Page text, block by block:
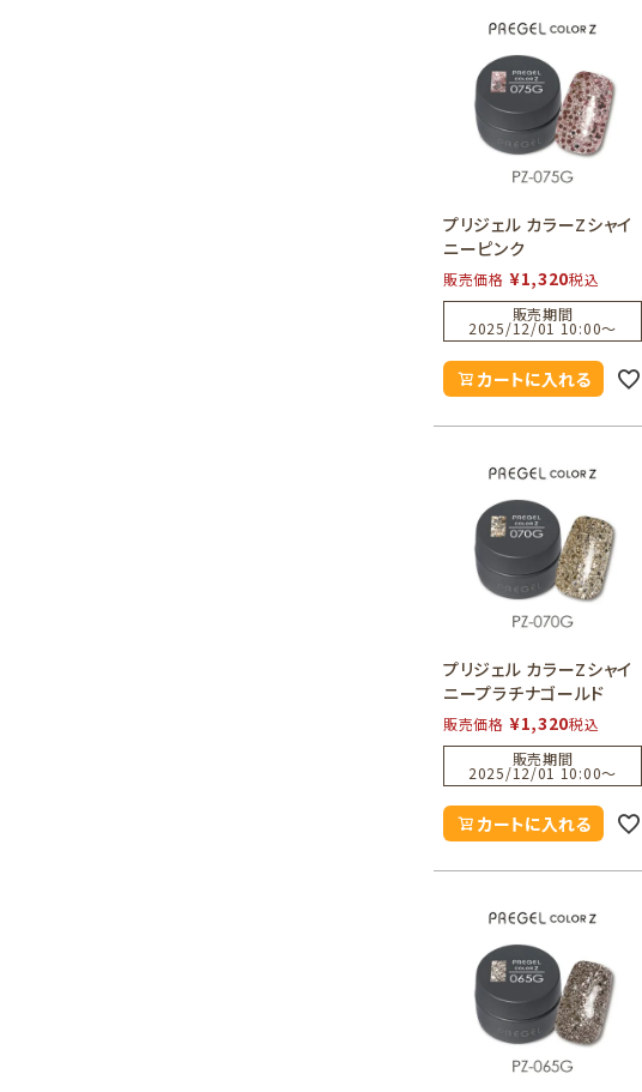
プリジェル カラーZシャイ
ニーピンク
販売価格 ¥1,320税込
販売期間
2025/12/01 10:00〜
カートに入れる
プリジェル カラーZシャイ
ニープラチナゴールド
販売価格 ¥1,320税込
販売期間
2025/12/01 10:00〜
カートに入れる